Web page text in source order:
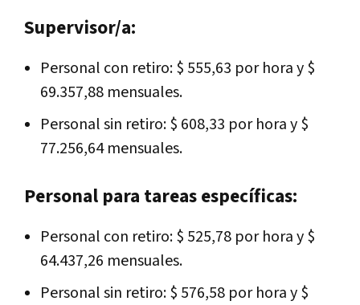
Supervisor/a:
Personal con retiro: $ 555,63 por hora y $
69.357,88 mensuales.
Personal sin retiro: $ 608,33 por hora y $
77.256,64 mensuales.
Personal para tareas específicas:
Personal con retiro: $ 525,78 por hora y $
64.437,26 mensuales.
Personal sin retiro: $ 576,58 por hora y $